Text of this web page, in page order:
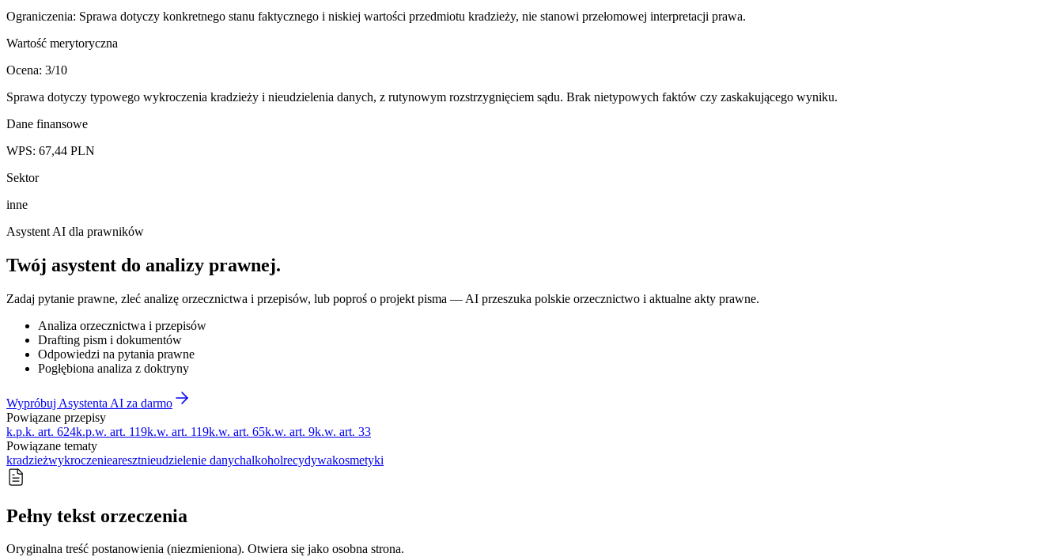
Ograniczenia: Sprawa dotyczy konkretnego stanu faktycznego i niskiej wartości przedmiotu kradzieży, nie stanowi przełomowej interpretacji prawa.
Wartość merytoryczna
Ocena: 3/10
Sprawa dotyczy typowego wykroczenia kradzieży i nieudzielenia danych, z rutynowym rozstrzygnięciem sądu. Brak nietypowych faktów czy zaskakującego wyniku.
Dane finansowe
WPS: 67,44 PLN
Sektor
inne
Asystent AI dla prawników
Twój asystent do analizy prawnej.
Zadaj pytanie prawne, zleć analizę orzecznictwa i przepisów, lub poproś o projekt pisma — AI przeszuka polskie orzecznictwo i aktualne akty prawne.
Analiza orzecznictwa i przepisów
Drafting pism i dokumentów
Odpowiedzi na pytania prawne
Pogłębiona analiza z doktryny
Wypróbuj Asystenta AI za darmo
Powiązane przepisy
k.p.k. art. 624k.p.w. art. 119k.w. art. 119k.w. art. 65k.w. art. 9k.w. art. 33
Powiązane tematy
kradzieżwykroczeniearesztnieudzielenie danychalkoholrecydywakosmetyki
Pełny tekst orzeczenia
Oryginalna treść postanowienia (niezmieniona). Otwiera się jako osobna strona.